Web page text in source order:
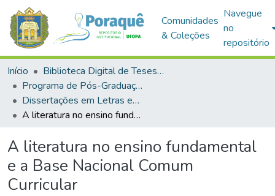
Comunidades
& Coleções
Navegue
no
repositório
Início
Biblioteca Digital de Teses e Dissertações (BDTD)
Programa de Pós-Graduação em Mestrado Profissional em Letras em Rede Nacional (PROFLETRAS)
Dissertações em Letras em Rede Nacional (Mestrado Profissional)
A literatura no ensino fundamental e a Base Nacional Comum Curricular
A literatura no ensino fundamental
e a Base Nacional Comum
Curricular